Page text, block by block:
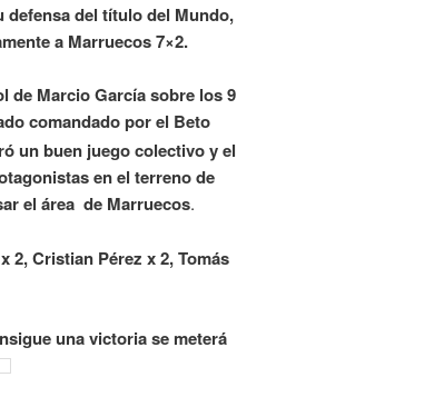
defensa del título del Mundo,
a Marruecos 7×2.
de Marcio García sobre los 9
comandado por el Beto
un buen juego colectivo y el
en el terreno de
el área de Marruecos.
2, Cristian Pérez x 2, Tomás
una victoria se meterá